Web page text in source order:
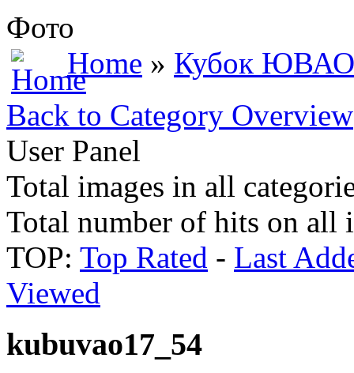
Фото
Home » Кубок ЮВАО
Back to Category Overview
User Panel
Total images in all
Total number of hits on all
TOP: Top Rated - Last
Viewed
kubuvao17_54